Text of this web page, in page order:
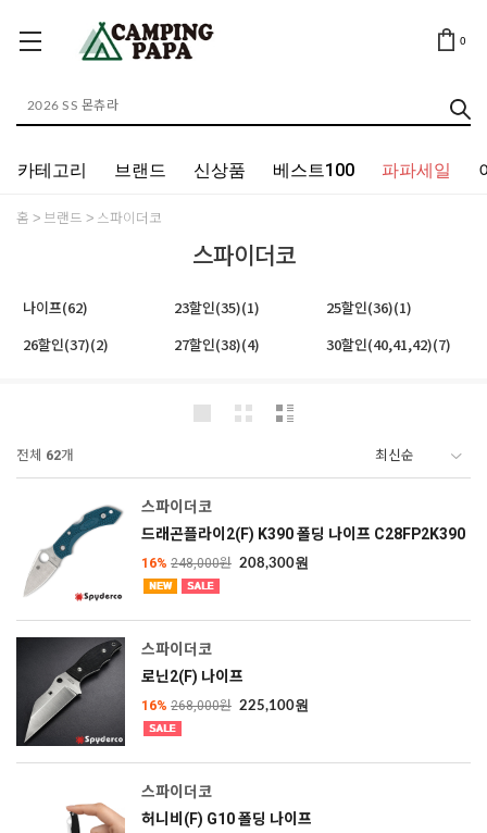
0
카테고리 브랜드 신상품 베스트100 파파세일
홈 브랜드 스파이더코
스파이더코
나이프(62) 23할인(35)(1)
25할인(36)(1)
26할인(37)(2)
27할인(38)(4) 30할인(40,41,42)(7)
전체 62개
스파이더코
드래곤플라이2(F) K390 폴딩 나이프 C28FP2K390
16% 248,000원 208,300원
스파이더코
로닌2(F) 나이프
16% 268,000원 225,100원
스파이더코
허니비(F) G10 폴딩 나이프